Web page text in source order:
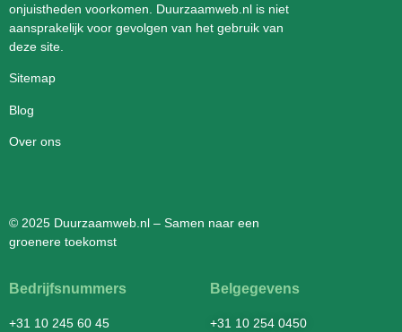
onjuistheden voorkomen. Duurzaamweb.nl is niet
aansprakelijk voor gevolgen van het gebruik van
deze site.
Sitemap
Blog
Over ons
© 2025 Duurzaamweb.nl – Samen naar een
groenere toekomst
Bedrijfsnummers
+31 10 245 60 45
Belgegevens
+31 10 254 0450